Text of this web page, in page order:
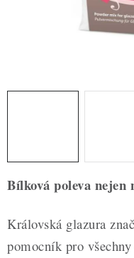
PROFI BALENÍ
Hodnocení obchodu
Blog
Podmínky ochrany
Bílková poleva nejen
Královská glazura
pomocník pro